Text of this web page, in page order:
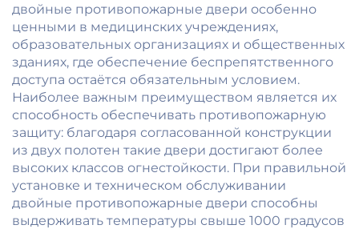
двойные противопожарные двери особенно
ценными в медицинских учреждениях,
образовательных организациях и общественных
зданиях, где обеспечение беспрепятственного
доступа остаётся обязательным условием.
Наиболее важным преимуществом является их
способность обеспечивать противопожарную
защиту: благодаря согласованной конструкции
из двух полотен такие двери достигают более
высоких классов огнестойкости. При правильной
установке и техническом обслуживании
двойные противопожарные двери способны
выдерживать температуры свыше 1000 градусов